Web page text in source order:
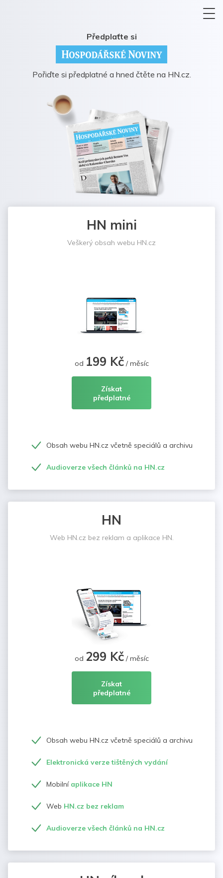
Předplaťte si
Pořiďte si předplatné a hned čtěte na HN.cz.
HN mini
Veškerý obsah webu HN.cz
od 199 Kč/ měsíc
Získat
předplatné
Obsah webu HN.cz včetně speciálů a archivu
Audioverze všech článků na HN.cz
HN
Web HN.cz bez reklam a aplikace HN.
od 299 Kč/ měsíc
Získat
předplatné
Obsah webu HN.cz včetně speciálů a archivu
Elektronická verze tištěných vydání
Mobilní aplikace HN
Web HN.cz bez reklam
Audioverze všech článků na HN.cz